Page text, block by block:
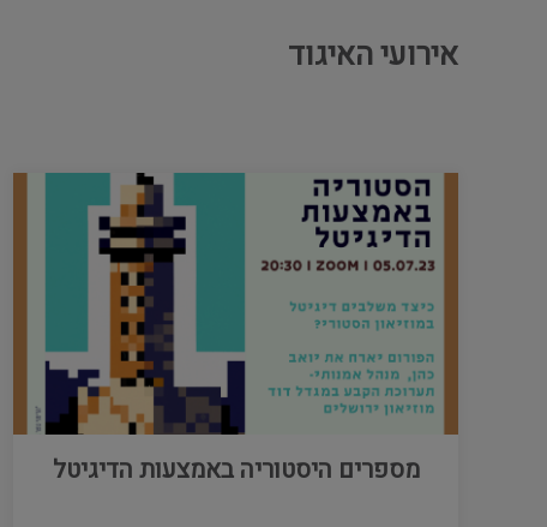
אירועי האיגוד
מספרים היסטוריה באמצעות הדיגיטל